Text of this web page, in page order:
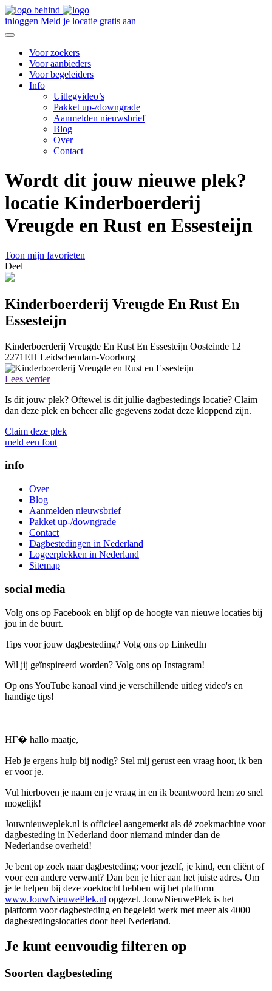
inloggen Meld je locatie gratis aan
Voor zoekers
Voor aanbieders
Voor begeleiders
Info
Uitlegvideo’s
Pakket up-/downgrade
Aanmelden nieuwsbrief
Blog
Over
Contact
Wordt dit jouw nieuwe plek?
locatie Kinderboerderij
Vreugde en Rust en Essesteijn
Toon mijn favorieten
Deel
Kinderboerderij Vreugde En Rust En
Essesteijn
Kinderboerderij Vreugde En Rust En Essesteijn Oosteinde 12
2271EH Leidschendam-Voorburg
Lees verder
Is dit jouw plek? Oftewel is dit jullie dagbestedings locatie? Claim
dan deze plek en beheer alle gegevens zodat deze kloppend zijn.
Claim deze plek
meld een fout
info
Over
Blog
Aanmelden nieuwsbrief
Pakket up-/downgrade
Contact
Dagbestedingen in Nederland
Logeerplekken in Nederland
Sitemap
social media
Volg ons op Facebook en blijf op de hoogte van nieuwe locaties bij
jou in de buurt.
Tips voor jouw dagbesteding? Volg ons op LinkedIn
Wil jij geïnspireerd worden? Volg ons op Instagram!
Op ons YouTube kanaal vind je verschillende uitleg video's en
handige tips!
HГ� hallo maatje,
Heb je ergens hulp bij nodig? Stel mij gerust een vraag hoor, ik ben
er voor je.
Vul hierboven je naam en je vraag in en ik beantwoord hem zo snel
mogelijk!
Jouwnieuweplek.nl is officieel aangemerkt als dé zoekmachine voor
dagbesteding in Nederland door niemand minder dan de
Nederlandse overheid!
Je bent op zoek naar dagbesteding; voor jezelf, je kind, een cliënt of
voor een andere verwant? Dan ben je hier aan het juiste adres. Om
je te helpen bij deze zoektocht hebben wij het platform
www.JouwNieuwePlek.nl opgezet. JouwNieuwePlek is het
platform voor dagbesteding en begeleid werk met meer als 4000
dagbestedingslocaties door heel Nederland.
Je kunt eenvoudig filteren op
Soorten dagbesteding